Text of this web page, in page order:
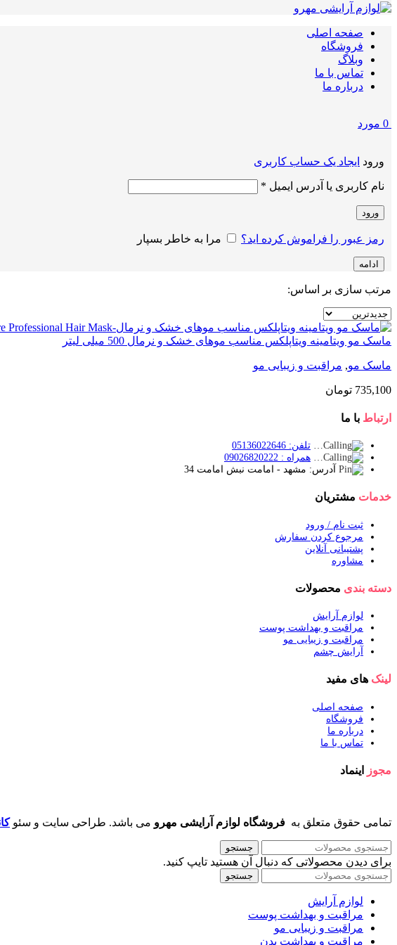
صفحه اصلی
فروشگاه
وبلاگ
تماس با ما
درباره ما
0 مورد
ورود ایجاد یک حساب کاربری
نام کاربری یا آدرس ایمیل *
ورود
رمز عبور را فراموش کرده اید؟ مرا به خاطر بسپار
ادامه
مرتب سازی بر اساس:
ماسک مو ویتامینه ویتاپلکس مناسب موهای خشک و نرمال 500 میلی لیتر
ماسک مو, مراقبت و زیبایی مو
735,100 تومان
ارتباط با ما
تلفن: 05136022646
همراه : 09026820222
آدرس: مشهد - امامت نبش امامت 34
خدمات مشتریان
ثبت نام / ورود
مرجوع کردن سفارش
پشتیبانی آنلاین
مشاوره
دسته بندی محصولات
لوازم آرایش
مراقبت و بهداشت پوست
مراقبت و زیبایی مو
آرایش چشم
لینک های مفید
صفحه اصلی
فروشگاه
درباره ما
تماس با ما
مجوز اینماد
تمامی حقوق متعلق به فروشگاه لوازم آرایشی مهرو می باشد. طراحی سایت و سئو
جستجو
برای دیدن محصولاتی که دنبال آن هستید تایپ کنید.
جستجو
لوازم آرایش
مراقبت و بهداشت پوست
مراقبت و زیبایی مو
مراقبت و بهداشت بدن